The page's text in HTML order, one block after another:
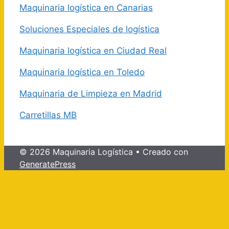
Maquinaria logística en Canarias
Soluciones Especiales de logística
Maquinaria logística en Ciudad Real
Maquinaria logística en Toledo
Maquinaria de Limpieza en Madrid
Carretillas MB
© 2026 Maquinaria Logística • Creado con
GeneratePress